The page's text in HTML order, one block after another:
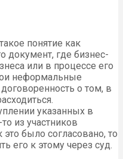
понятие как
документ, где бизнес-
или в процессе его
неформальные
о том, в
указанных в
из участников
это было согласовано, то
его к этому через суд.